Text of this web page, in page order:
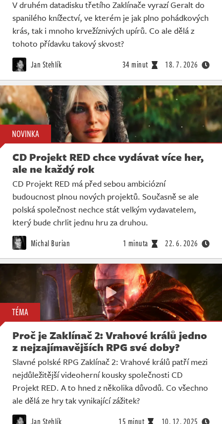
V druhém datadisku třetího Zaklínače vyrazí Geralt do
spanilého knížectví, ve kterém je jak plno pohádkových
krás, tak i mnoho krvežíznivých upírů. Co ale dělá z
tohoto přídavku takový skvost?
Jan Stehlík 34 minut 18. 7. 2026
NOVINKA
CD Projekt RED chce vydávat více her,
ale ne každý rok
CD Projekt RED má před sebou ambiciózní
budoucnost plnou nových projektů. Současně se ale
polská společnost nechce stát velkým vydavatelem,
který bude chrlit jednu hru za druhou.
Michal Burian 1 minuta 22. 6. 2026
TÉMA
Proč je Zaklínač 2: Vrahové králů jedno
z nejzajímavějších RPG své doby?
Slavné polské RPG Zaklínač 2: Vrahové králů patří mezi
nejdůležitější videoherní kousky společnosti CD
Projekt RED. A to hned z několika důvodů. Co všechno
ale dělá ze hry tak vynikající zážitek?
Jan Stehlík 15 minut 10. 12. 2025